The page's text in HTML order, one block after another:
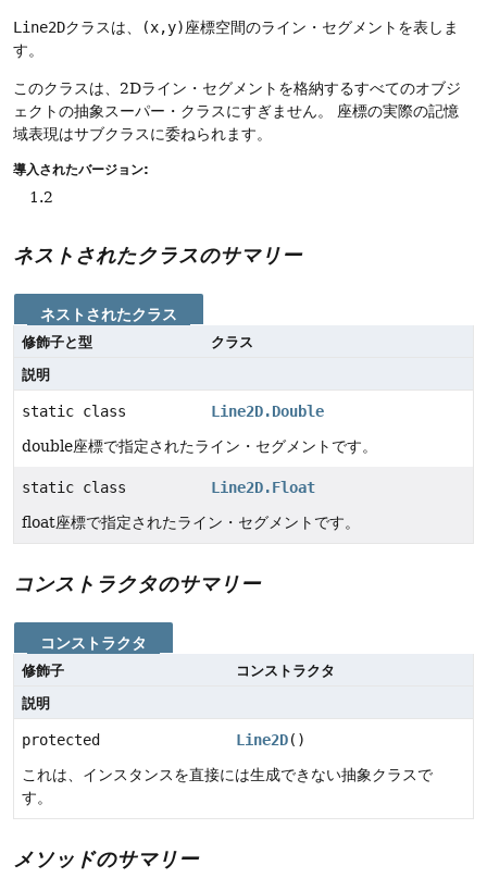
Line2Dクラスは、 (x,y)座標空間のライン・セグメントを表しま
す。
このクラスは、2Dライン・セグメントを格納するすべてのオブジ
ェクトの抽象スーパー・クラスにすぎません。
座標の実際の記憶
域表現はサブクラスに委ねられます。
導入されたバージョン:
1.2
ネストされたクラスのサマリー
ネストされたクラス
修飾子と型
クラス
説明
static class
Line2D.Double
double座標で指定されたライン・セグメントです。
static class
Line2D.Float
float座標で指定されたライン・セグメントです。
コンストラクタのサマリー
コンストラクタ
修飾子
コンストラクタ
説明
protected Line2D()
これは、インスタンスを直接には生成できない抽象クラスで
す。
メソッドのサマリー